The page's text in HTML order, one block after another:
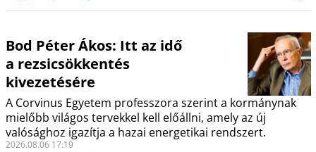
Bod Péter Ákos: Itt az idő
a rezsicsökkentés
kivezetésére
A Corvinus Egyetem professzora szerint a kormánynak
mielőbb világos tervekkel kell előállni, amely az új
valósághoz igazítja a hazai energetikai rendszert.
2026.08.06 17:19